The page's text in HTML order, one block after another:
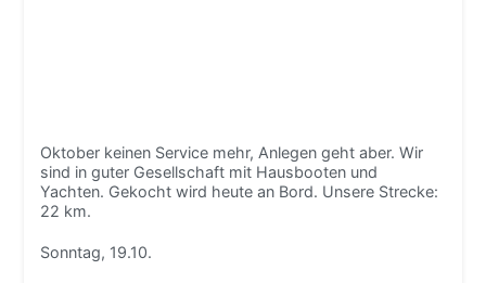
Oktober keinen Service mehr, Anlegen geht aber. Wir
sind in guter Gesellschaft mit Hausbooten und
Yachten. Gekocht wird heute an Bord. Unsere Strecke:
22 km.
Sonntag, 19.10.